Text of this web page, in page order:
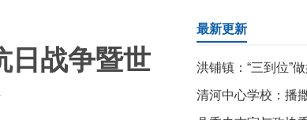
日战争暨世
最新更新
洪铺镇：“三到位”